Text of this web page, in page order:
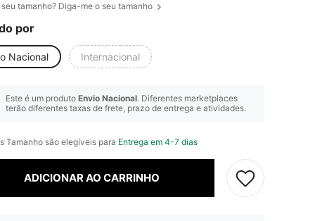
tamanho? Diga-me o seu tamanho
por
Nacional Internacional
Este é um produto Envio Nacional. Diferentes marketplaces
terão diferentes taxas de frete, prazo de entrega e atividades.
Tamanho são elegíveis para Entrega em 4-7 dias
ADICIONAR AO CARRINHO